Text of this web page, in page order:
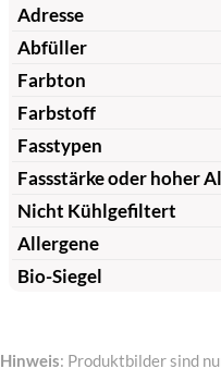
Adresse
Abfüller
Farbton
Farbstoff
Fasstypen
Fassstärke oder hoher
Nicht Kühlgefiltert
Allergene
Bio-Siegel
Hinweis: Produktbilder sind